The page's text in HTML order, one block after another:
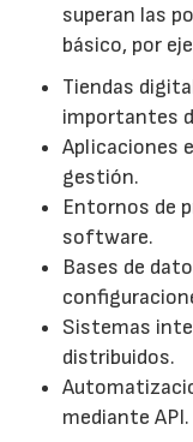
superan las
básico, por
Tiendas
importantes
Aplicaciones
gestión.
Entornos de
software.
Bases de
Sistemas
distribuidos.
mediante API.